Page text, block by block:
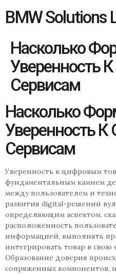
BMW Solutions
Насколько
Уверенность
Сервисам
Насколько
Уверенность К
Сервисам
Уверенность к цифровым
фундаментальным камнем
между пользователем и
развития digital-решений
определяющим аспектом,
расположенность
информацией, выполнять
интегрировать товар в
Образование доверия
сопряженных компонентов,